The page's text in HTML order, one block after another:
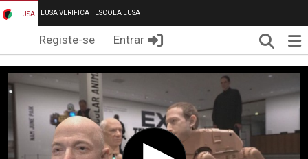
LUSA LUSA VERIFICA ESCOLA LUSA
Registe-se Entrar